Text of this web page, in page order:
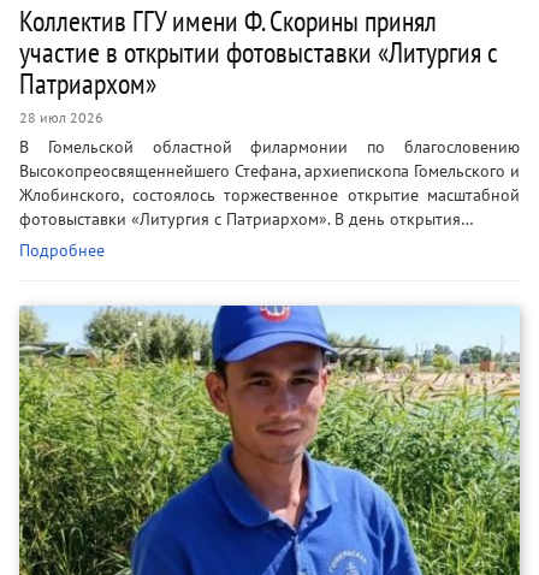
Коллектив ГГУ имени Ф. Скорины принял
участие в открытии фотовыставки «Литургия с
Патриархом»
28 июл 2026
В Гомельской областной филармонии по благословению
Высокопреосвященнейшего Стефана, архиепископа Гомельского и
Жлобинского, состоялось торжественное открытие масштабной
фотовыставки «Литургия с Патриархом». В день открытия…
Подробнее